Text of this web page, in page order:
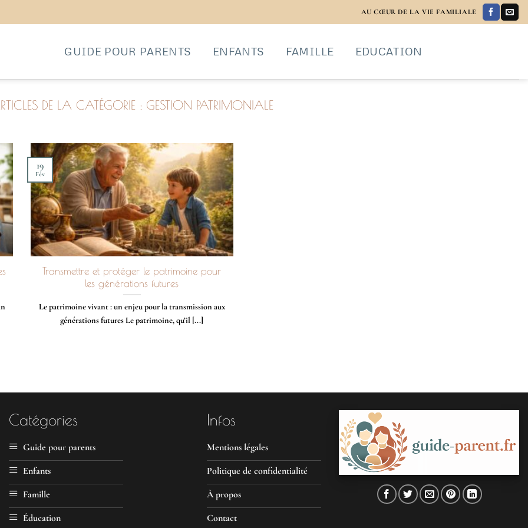
AU CŒUR DE LA VIE FAMILIALE
GUIDE POUR PARENTS ENFANTS FAMILLE EDUCATION
GESTION PATRIMONIALE
Transmettre et protéger le patrimoine pour
les générations futures
Le patrimoine vivant : un enjeu pour la transmission aux
générations futures Le patrimoine, qu’il [...]
19
Fév
Catégories
Guide pour parents
Enfants
Famille
Éducation
Infos
Mentions légales
Politique de confidentialité
À propos
Contact